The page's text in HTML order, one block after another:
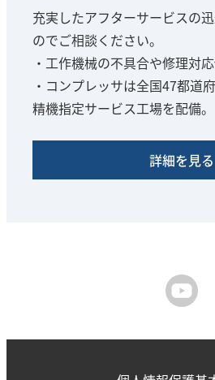
充実したアフターサービスの
のでご相談ください。
・工作機械の不具合や修理対応
・コンプレッサは全国47都道
精機指定サービス工場を配備。
詳細を見る